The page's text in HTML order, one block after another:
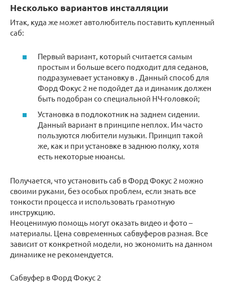
Несколько вариантов инсталляции
Итак, куда же может автолюбитель поставить купленный
саб:
Первый вариант, который считается самым
простым и больше всего подходит для седанов,
подразумевает установку в . Данный способ для
Форд Фокус 2 не подойдет да и динамик должен
быть подобран со специальной НЧ-головкой;
Установка в подлокотник на заднем сидении.
Данный вариант в принципе неплох. Им часто
пользуются любители музыки. Принцип такой
же, как и при установке в заднюю полку, хотя
есть некоторые нюансы.
Получается, что установить саб в Форд Фокус 2 можно
своими руками, без особых проблем, если знать все
тонкости процесса и использовать грамотную
инструкцию.
Неоценимую помощь могут оказать видео и фото –
материалы. Цена современных сабвуферов разная. Все
зависит от конкретной модели, но экономить на данном
динамике не рекомендуется.
Сабвуфер в Форд Фокус 2